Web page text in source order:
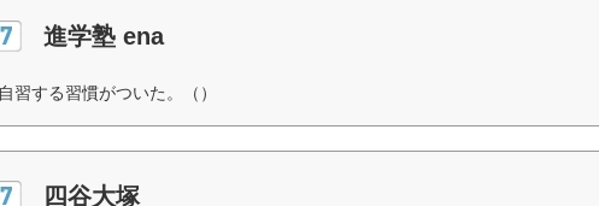
進学塾 ena
自習する習慣がついた。（）
四谷大塚